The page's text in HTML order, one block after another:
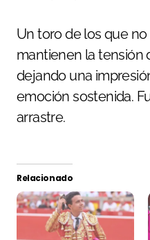
Un toro de los que
mantienen la tensión
dejando una
emoción sostenida.
arrastre.
Relacionado